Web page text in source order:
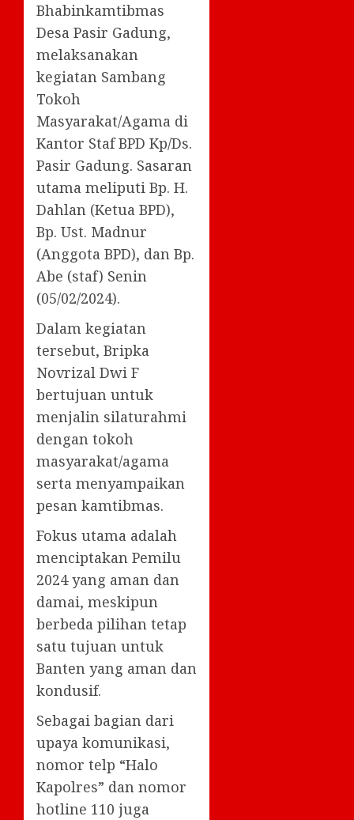
Bhabinkamtibmas
Desa Pasir Gadung,
melaksanakan
kegiatan Sambang
Tokoh
Masyarakat/Agama di
Kantor Staf BPD Kp/Ds.
Pasir Gadung. Sasaran
utama meliputi Bp. H.
Dahlan (Ketua BPD),
Bp. Ust. Madnur
(Anggota BPD), dan Bp.
Abe (staf) Senin
(05/02/2024).
Dalam kegiatan
tersebut, Bripka
Novrizal Dwi F
bertujuan untuk
menjalin silaturahmi
dengan tokoh
masyarakat/agama
serta menyampaikan
pesan kamtibmas.
Fokus utama adalah
menciptakan Pemilu
2024 yang aman dan
damai, meskipun
berbeda pilihan tetap
satu tujuan untuk
Banten yang aman dan
kondusif.
Sebagai bagian dari
upaya komunikasi,
nomor telp “Halo
Kapolres” dan nomor
hotline 110 juga